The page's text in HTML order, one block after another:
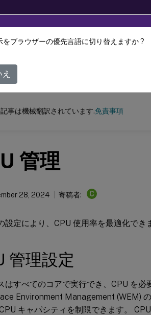
ンツは動的に機械翻訳されています。
ークスペース環境管理
記事は機械翻訳されています.免責事項
管理
28, 2024 寄稿者: C
設定により、CPU 使用率を最適化でき
管理設定
はすべてのコアで実行でき、CPU を
Environment Management (WEM)
キャパシティを制限できます。
をブラウザーの優先言語に切り替えますか ?